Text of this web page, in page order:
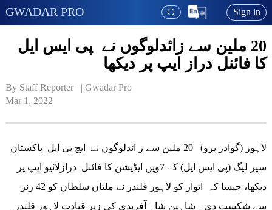
GWADAR PRO Sign in
20 ملین سے زائدلوگوں نے پی ایس ایل
کا فائنل دراز ایپ پر دیکھا
By Staff Reporter   | Gwadar Pro
Mar 1, 2022
لاہور (گوادر پرو) 20 ملین سے ز ائدلوگوں نے ایچ بی ایل پاکستان
سپر لیگ (پی ایس ایل) کے 7ویں ایڈیشن کا فائنل درازلائیو ایپ پر
دیکھا، جیسا کہ اتوار کو لاہور قلندر نے ملتان سلطان کو 42 رنز
سے شکست دی۔ شاہین شاہ آفریدی کی زیر قیادت لاہور قلندر